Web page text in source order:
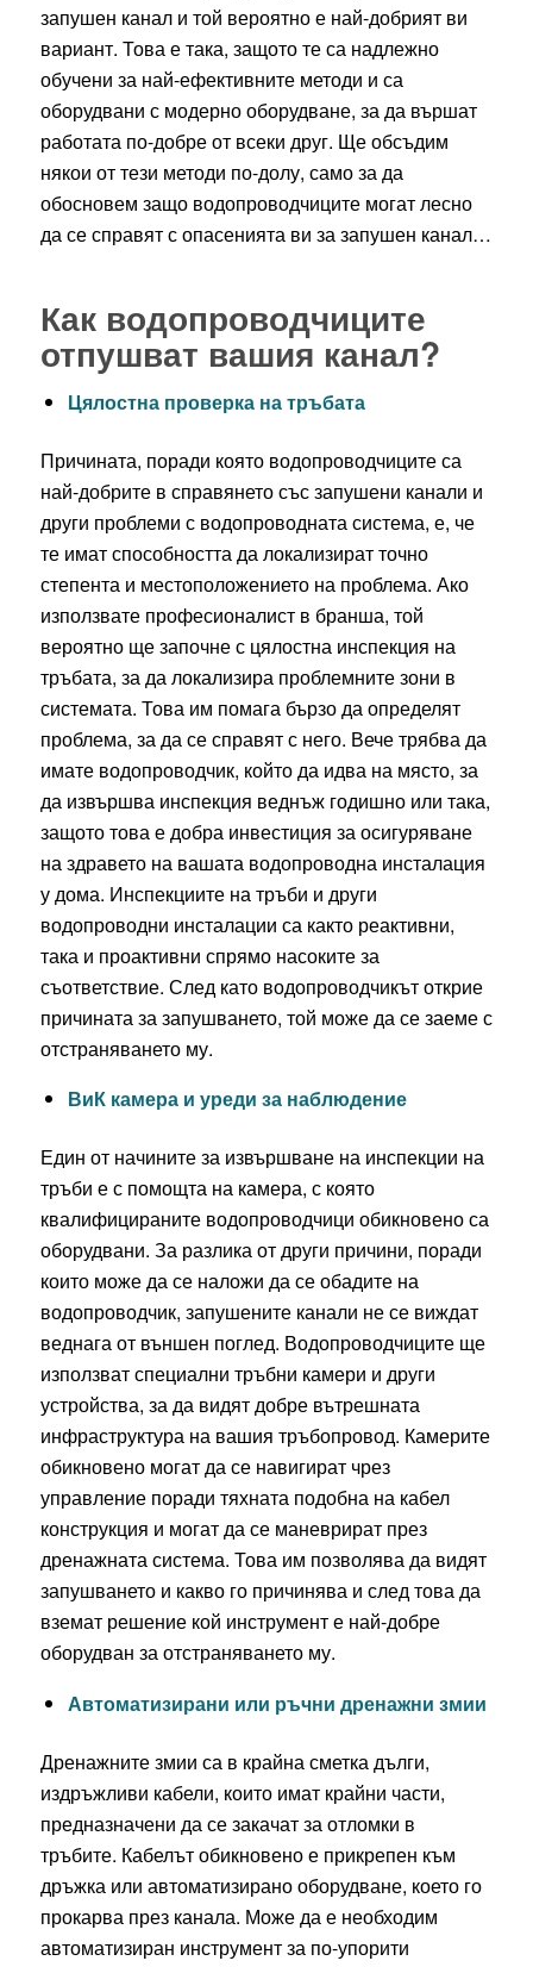
запушен канал и той вероятно е най-добрият ви
вариант. Това е така, защото те са надлежно
обучени за най-ефективните методи и са
оборудвани с модерно оборудване, за да вършат
работата по-добре от всеки друг. Ще обсъдим
някои от тези методи по-долу, само за да
обосновем защо водопроводчиците могат лесно
да се справят с опасенията ви за запушен канал…
Как водопроводчиците
отпушват вашия канал?
Цялостна проверка на тръбата
Причината, поради която водопроводчиците са
най-добрите в справянето със запушени канали и
други проблеми с водопроводната система, е, че
те имат способността да локализират точно
степента и местоположението на проблема. Ако
използвате професионалист в бранша, той
вероятно ще започне с цялостна инспекция на
тръбата, за да локализира проблемните зони в
системата. Това им помага бързо да определят
проблема, за да се справят с него. Вече трябва да
имате водопроводчик, който да идва на място, за
да извършва инспекция веднъж годишно или така,
защото това е добра инвестиция за осигуряване
на здравето на вашата водопроводна инсталация
у дома. Инспекциите на тръби и други
водопроводни инсталации са както реактивни,
така и проактивни спрямо насоките за
съответствие. След като водопроводчикът открие
причината за запушването, той може да се заеме с
отстраняването му.
ВиК камера и уреди за наблюдение
Един от начините за извършване на инспекции на
тръби е с помощта на камера, с която
квалифицираните водопроводчици обикновено са
оборудвани. За разлика от други причини, поради
които може да се наложи да се обадите на
водопроводчик, запушените канали не се виждат
веднага от външен поглед. Водопроводчиците ще
използват специални тръбни камери и други
устройства, за да видят добре вътрешната
инфраструктура на вашия тръбопровод. Камерите
обикновено могат да се навигират чрез
управление поради тяхната подобна на кабел
конструкция и могат да се маневрират през
дренажната система. Това им позволява да видят
запушването и какво го причинява и след това да
вземат решение кой инструмент е най-добре
оборудван за отстраняването му.
Автоматизирани или ръчни дренажни змии
Дренажните змии са в крайна сметка дълги,
издръжливи кабели, които имат крайни части,
предназначени да се закачат за отломки в
тръбите. Кабелът обикновено е прикрепен към
дръжка или автоматизирано оборудване, което го
прокарва през канала. Може да е необходим
автоматизиран инструмент за по-упорити